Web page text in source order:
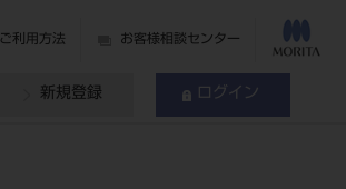
ご利用方法 お客様相談センター
新規登録 ログイン